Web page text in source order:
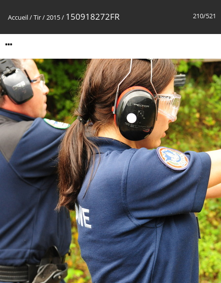
210/521
Accueil/Tir/2015/ 150918272FR